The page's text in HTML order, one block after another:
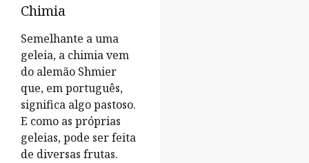
Chimia
Semelhante a uma
geleia, a chimia vem
do alemão Shmier
que, em português,
significa algo pastoso.
E como as próprias
geleias, pode ser feita
de diversas frutas.